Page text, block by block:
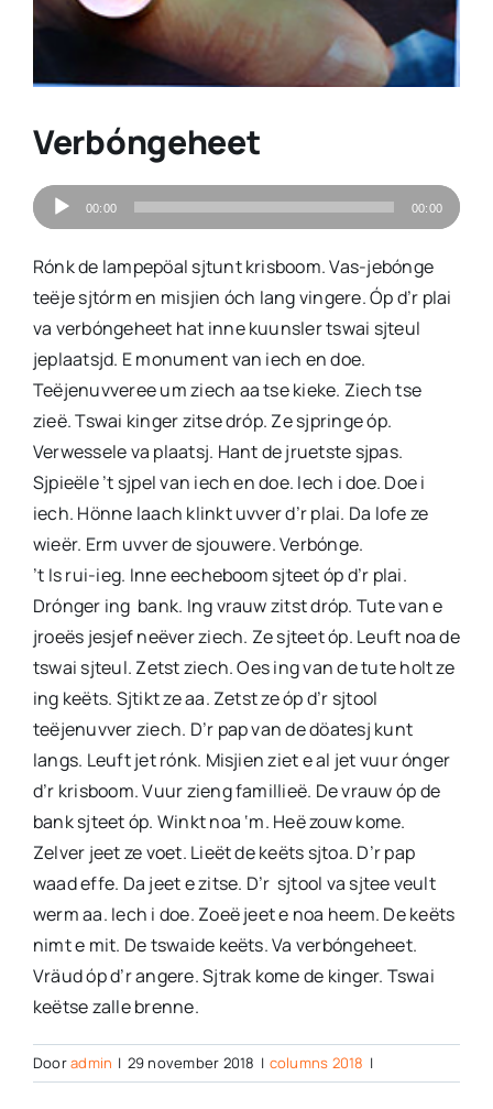
Verbóngeheet
Audiospeler
00:00 00:00
Rónk de lampepöal sjtunt krisboom. Vas-jebónge
teëje sjtórm en misjien óch lang vingere. Óp d’r plai
va verbóngeheet hat inne kuunsler tswai sjteul
jeplaatsjd. E monument van iech en doe.
Teëjenuvveree um ziech aa tse kieke. Ziech tse
zieë. Tswai kinger zitse dróp. Ze sjpringe óp.
Verwessele va plaatsj. Hant de jruetste sjpas.
Sjpieële ’t sjpel van iech en doe. Iech i doe. Doe i
iech. Hönne laach klinkt uvver d’r plai. Da lofe ze
wieër. Erm uvver de sjouwere. Verbónge.
’t Is rui-ieg. Inne eecheboom sjteet óp d’r plai.
Drónger ing bank. Ing vrauw zitst dróp. Tute van e
jroeës jesjef neëver ziech. Ze sjteet óp. Leuft noa de
tswai sjteul. Zetst ziech. Oes ing van de tute holt ze
ing keëts. Sjtikt ze aa. Zetst ze óp d’r sjtool
teëjenuvver ziech. D’r pap van de döatesj kunt
langs. Leuft jet rónk. Misjien ziet e al jet vuur ónger
d’r krisboom. Vuur zieng famillieë. De vrauw óp de
bank sjteet óp. Winkt noa ‘m. Heë zouw kome.
Zelver jeet ze voet. Lieët de keëts sjtoa. D’r pap
waad effe. Da jeet e zitse. D’r sjtool va sjtee veult
werm aa. Iech i doe. Zoeë jeet e noa heem. De keëts
nimt e mit. De tswaide keëts. Va verbóngeheet.
Vräud óp d’r angere. Sjtrak kome de kinger. Tswai
keëtse zalle brenne.
Dooradmin | 29 november 2018 | columns 2018 |